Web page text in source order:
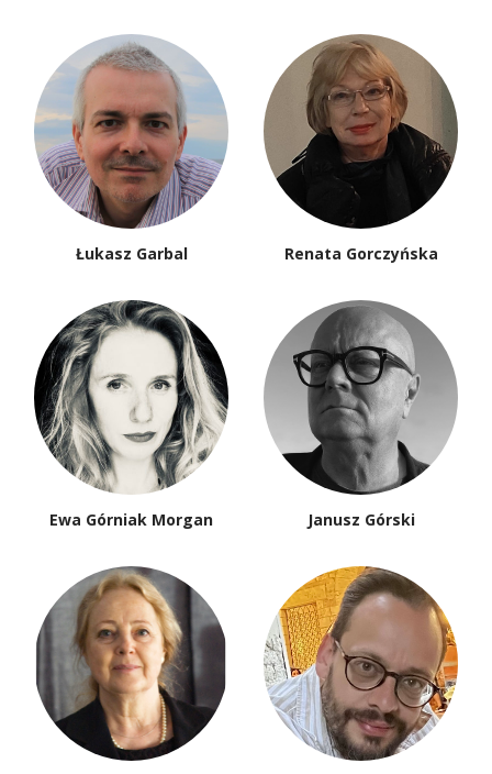
Łukasz Garbal Renata Gorczyńska
Ewa Górniak Morgan Janusz Górski